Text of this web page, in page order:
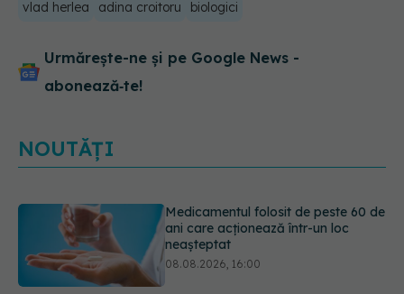
vlad herlea
adina croitoru biologici
Urmărește-ne și pe Google News -
abonează‑te!
NOUTĂȚI
Medicamentul folosit de peste 60 de
ani care acționează într-un loc
neașteptat
08.08.2026, 16:00